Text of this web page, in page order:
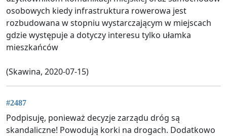
osobowych kiedy infrastruktura rowerowa jest
rozbudowana w stopniu wystarczającym w miejscach
gdzie występuje a dotyczy interesu tylko ułamka
mieszkańców
(Skawina, 2020-07-15)
#2487
Podpisuję, ponieważ decyzje zarządu dróg są
skandaliczne! Powodują korki na drogach. Dodatkowo